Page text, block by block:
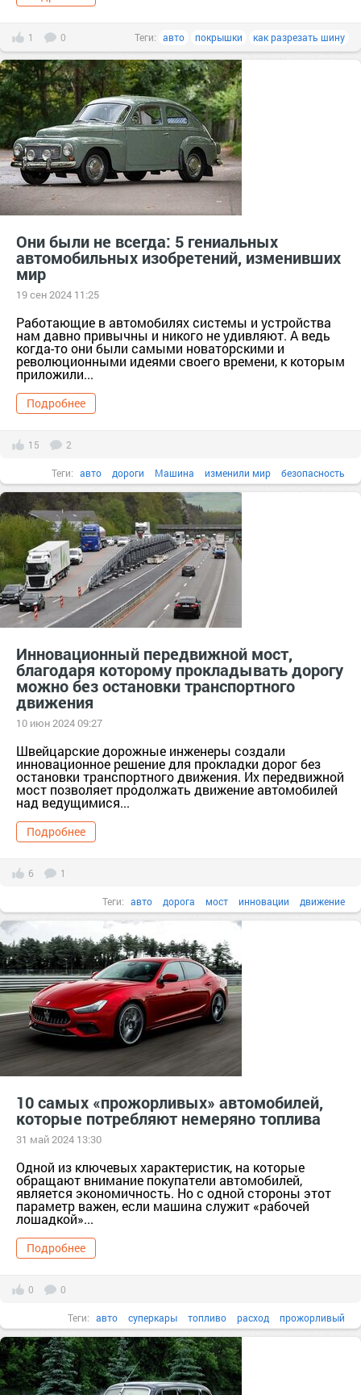
1 0 Теги: авто покрышки как разрезать шину
Они были не всегда: 5 гениальных
автомобильных изобретений, изменивших
мир
19 сен 2024 11:25
Работающие в автомобилях системы и устройства
нам давно привычны и никого не удивляют. А ведь
когда-то они были самыми новаторскими и
революционными идеями своего времени, к которым
приложили...
Подробнее
15 2
Теги: авто дороги Машина изменили мир безопасность
водитель
Инновационный передвижной мост,
благодаря которому прокладывать дорогу
можно без остановки транспортного
движения
10 июн 2024 09:27
Швейцарские дорожные инженеры создали
инновационное решение для прокладки дорог без
остановки транспортного движения. Их передвижной
мост позволяет продолжать движение автомобилей
над ведущимися...
Подробнее
6 1
Теги: авто дорога мост инновации движение
10 самых «прожорливых» автомобилей,
которые потребляют немеряно топлива
31 май 2024 13:30
Одной из ключевых характеристик, на которые
обращают внимание покупатели автомобилей,
является экономичность. Но с одной стороны этот
параметр важен, если машина служит «рабочей
лошадкой»...
Подробнее
0 0
Теги: авто суперкары топливо расход прожорливый